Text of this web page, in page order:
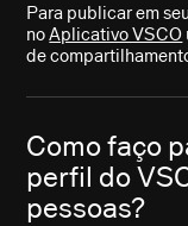
Para publicar em
noAplicativo VSCO
de
Como faço
perfil do
pessoas?